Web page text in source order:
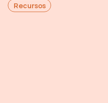
Recursos